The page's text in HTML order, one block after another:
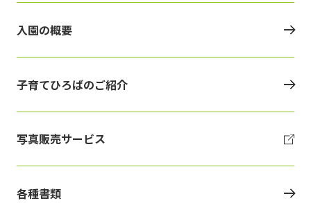
入園の概要
子育てひろばのご紹介
写真販売サービス
各種書類